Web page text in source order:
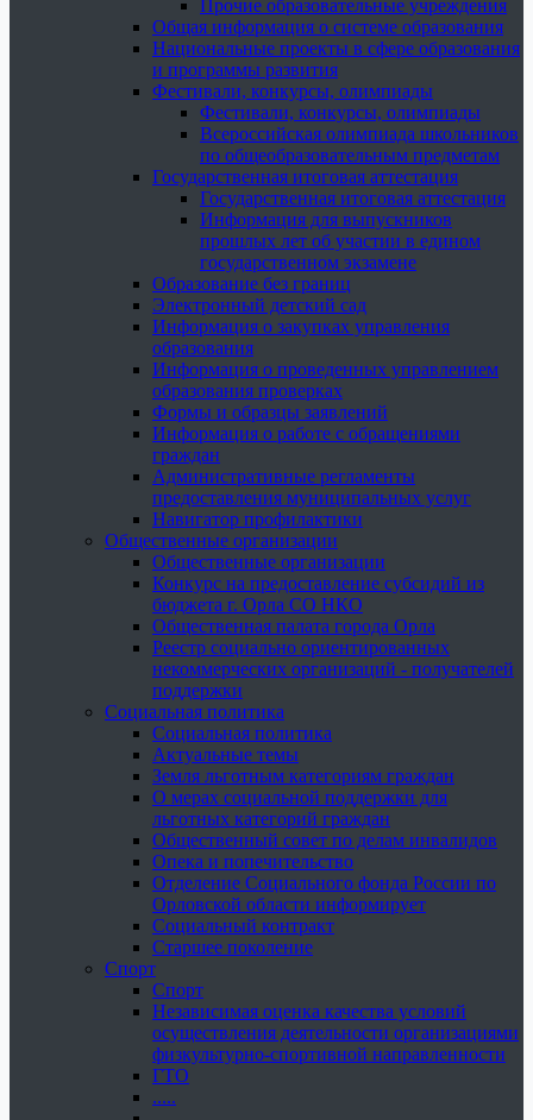
Прочие образовательные учреждения
Общая информация о системе образования
Национальные проекты в сфере образования
и программы развития
Фестивали, конкурсы, олимпиады
Фестивали, конкурсы, олимпиады
Всероссийская олимпиада школьников
по общеобразовательным предметам
Государственная итоговая аттестация
Государственная итоговая аттестация
Информация для выпускников
прошлых лет об участии в едином
государственном экзамене
Образование без границ
Электронный детский сад
Информация о закупках управления
образования
Информация о проведенных управлением
образования проверках
Формы и образцы заявлений
Информация о работе с обращениями
граждан
Административные регламенты
предоставления муниципальных услуг
Навигатор профилактики
Общественные организации
Общественные организации
Конкурс на предоставление субсидий из
бюджета г. Орла СО НКО
Общественная палата города Орла
Реестр социально ориентированных
некоммерческих организаций - получателей
поддержки
Социальная политика
Социальная политика
Актуальные темы
Земля льготным категориям граждан
О мерах социальной поддержки для
льготных категорий граждан
Общественный совет по делам инвалидов
Опека и попечительство
Отделение Социального фонда России по
Орловской области информирует
Социальный контракт
Старшее поколение
Спорт
Спорт
Независимая оценка качества условий
осуществления деятельности организациями
физкультурно-спортивной направленности
ГТО
.....